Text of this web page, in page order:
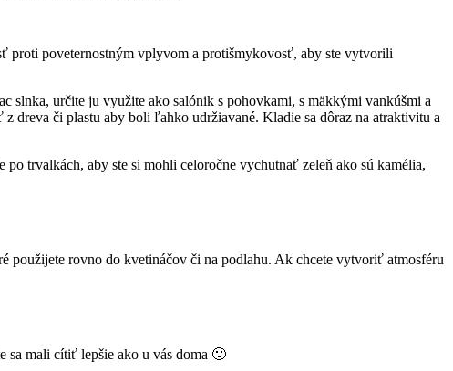
proti poveternostným vplyvom a protišmykovosť, aby ste vytvorili
slnka, určite ju využite ako salónik s pohovkami, s mäkkými vankúšmi a
dreva či plastu aby boli ľahko udržiavané. Kladie sa dôraz na atraktivitu a
trvalkách, aby ste si mohli celoročne vychutnať zeleň ako sú kamélia,
použijete rovno do kvetináčov či na podlahu. Ak chcete vytvoriť atmosféru
sa mali cítiť lepšie ako u vás doma 🙂